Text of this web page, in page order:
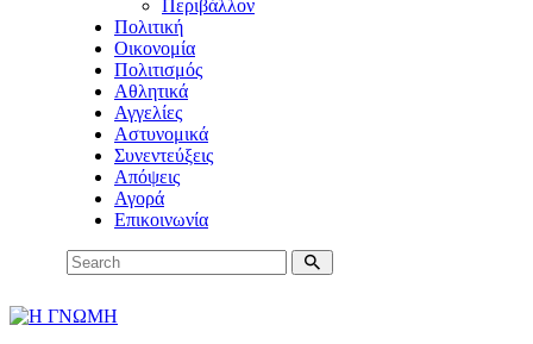
Περιβάλλον
Πολιτική
Οικονομία
Πολιτισμός
Αθλητικά
Αγγελίες
Αστυνομικά
Συνεντεύξεις
Απόψεις
Αγορά
Επικοινωνία